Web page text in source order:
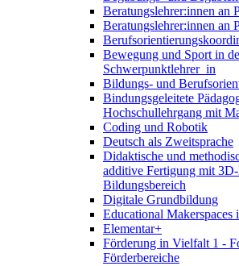
Beratungslehrer:innen an
Beratungslehrer:innen an
Bewegung und Sport in
Schwerpunktlehrer_in
Bildungs- und
Bindungsgeleitete
Hochschullehrgang mit
Coding und Robotik
Deutsch als Zweitsprache
Didaktische und
additive Fertigung mit
Bildungsbereich
Digitale Grundbildung
Educational Makerspaces
Elementar+
Förderung in Vielfalt 1 -
Förderbereiche